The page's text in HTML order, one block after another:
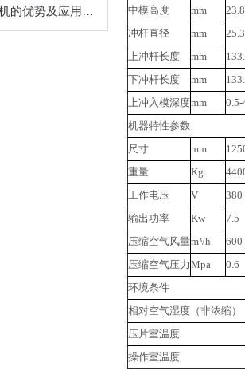
全自动多冲压片机的优势及应用解析
中模高度
mm
23.8
冲杆直径
mm
上冲杆长度
mm
下冲杆长度
mm
上冲入模深度mm
0.5-
机器特性参数
尺寸
mm
重量
Kg
工作电压
V
380
输出功率
Kw
7.5
压缩空气风量m³/h
600
压缩空气压力 Mpa
0.6
环境条件
相对空气湿度（非浓缩）
压片室温度
操作室温度